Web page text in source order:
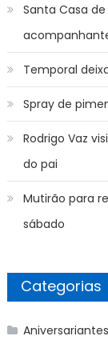
Santa Casa
Temporal
Spray de
Rodrigo Vaz
do pai
Mutirão para
sábado
Categorias
Aniversariantes